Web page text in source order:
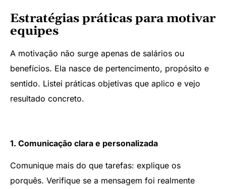
Estratégias práticas para motivar
equipes
A motivação não surge apenas de salários ou
benefícios. Ela nasce de pertencimento, propósito e
sentido. Listei práticas objetivas que aplico e vejo
resultado concreto.
1. Comunicação clara e personalizada
Comunique mais do que tarefas: explique os
porquês. Verifique se a mensagem foi realmente